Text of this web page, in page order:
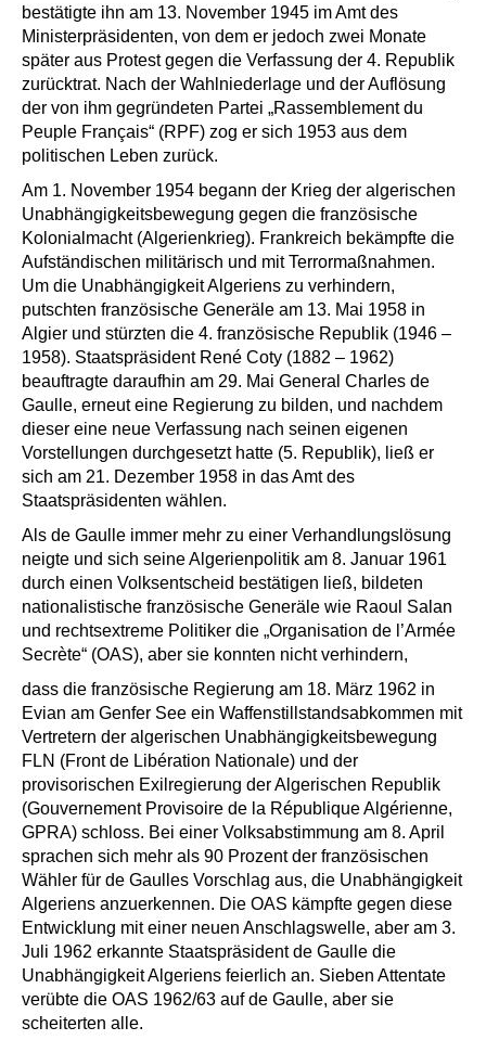
bestätigte ihn am 13. November 1945 im Amt des
Ministerpräsidenten, von dem er jedoch zwei Monate
später aus Protest gegen die Verfassung der 4. Republik
zurücktrat. Nach der Wahlniederlage und der Auflösung
der von ihm gegründeten Partei „Rassemblement du
Peuple Français“ (RPF) zog er sich 1953 aus dem
politischen Leben zurück.
Am 1. November 1954 begann der Krieg der algerischen
Unabhängigkeitsbewegung gegen die französische
Kolonialmacht (Algerienkrieg). Frankreich bekämpfte die
Aufständischen militärisch und mit Terrormaßnahmen.
Um die Unabhängigkeit Algeriens zu verhindern,
putschten französische Generäle am 13. Mai 1958 in
Algier und stürzten die 4. französische Republik (1946 –
1958). Staatspräsident René Coty (1882 – 1962)
beauftragte daraufhin am 29. Mai General Charles de
Gaulle, erneut eine Regierung zu bilden, und nachdem
dieser eine neue Verfassung nach seinen eigenen
Vorstellungen durchgesetzt hatte (5. Republik), ließ er
sich am 21. Dezember 1958 in das Amt des
Staatspräsidenten wählen.
Als de Gaulle immer mehr zu einer Verhandlungslösung
neigte und sich seine Algerienpolitik am 8. Januar 1961
durch einen Volksentscheid bestätigen ließ, bildeten
nationalistische französische Generäle wie Raoul Salan
und rechtsextreme Politiker die „Organisation de l’Armée
Secrète“ (OAS), aber sie konnten nicht verhindern,
dass die französische Regierung am 18. März 1962 in
Evian am Genfer See ein Waffenstillstandsabkommen mit
Vertretern der algerischen Unabhängigkeitsbewegung
FLN (Front de Libération Nationale) und der
provisorischen Exilregierung der Algerischen Republik
(Gouvernement Provisoire de la République Algérienne,
GPRA) schloss. Bei einer Volksabstimmung am 8. April
sprachen sich mehr als 90 Prozent der französischen
Wähler für de Gaulles Vorschlag aus, die Unabhängigkeit
Algeriens anzuerkennen. Die OAS kämpfte gegen diese
Entwicklung mit einer neuen Anschlagswelle, aber am 3.
Juli 1962 erkannte Staatspräsident de Gaulle die
Unabhängigkeit Algeriens feierlich an. Sieben Attentate
verübte die OAS 1962/63 auf de Gaulle, aber sie
scheiterten alle.